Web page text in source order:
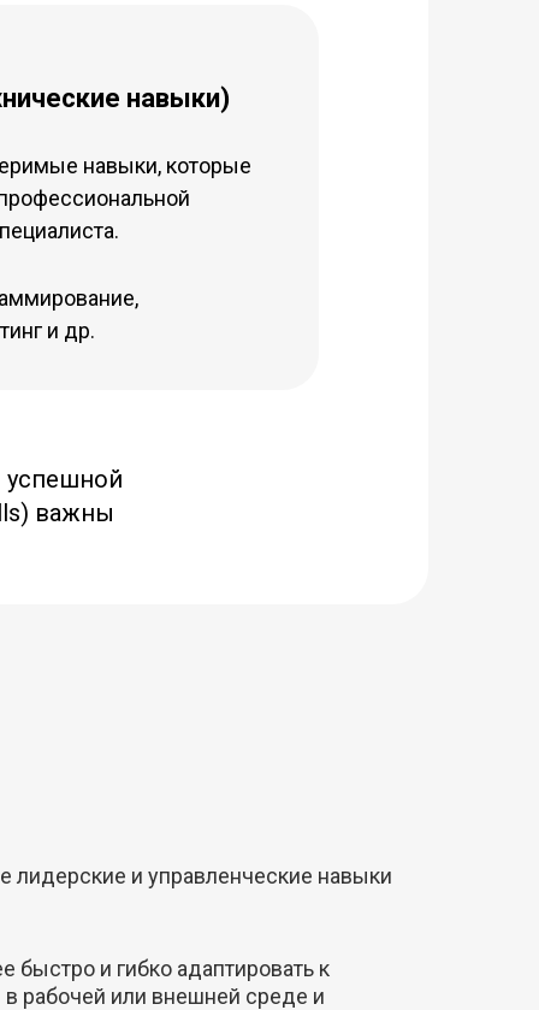
навыки)
навыки, которые
и др.
успешной
важны
лидерские и управленческие навыки
быстро и гибко адаптировать к
рабочей или внешней среде и